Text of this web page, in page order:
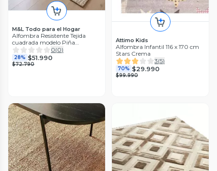
M&L Todo para el Hogar
Alfombra Resistente Tejida
cuadrada modelo Piña
200X240 A5 0(0)
28% $51.990
$72.790
Attimo Kids
Alfombra Infantil 116 x 170 cm
Stars Crema
3(5)
70% $29.990
$99.990